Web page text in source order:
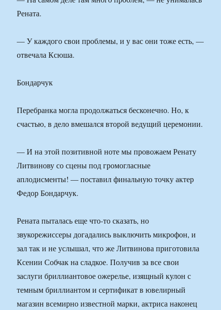
Рената.
— У каждого свои проблемы, и у вас они тоже есть, —
отвечала Ксюша.
Бондарчук
Перебранка могла продолжаться бесконечно. Но, к
счастью, в дело вмешался второй ведущий церемонии.
— И на этой позитивной ноте мы провожаем Ренату
Литвинову со сцены под громогласные
аплодисменты! — поставил финальную точку актер
Федор Бондарчук.
Рената пыталась еще что-то сказать, но
звукорежиссеры догадались выключить микрофон, и
зал так и не услышал, что же Литвинова приготовила
Ксении Собчак на сладкое. Получив за все свои
заслуги бриллиантовое ожерелье, изящный кулон с
темным бриллиантом и сертификат в ювелирный
магазин всемирно известной марки, актриса наконец